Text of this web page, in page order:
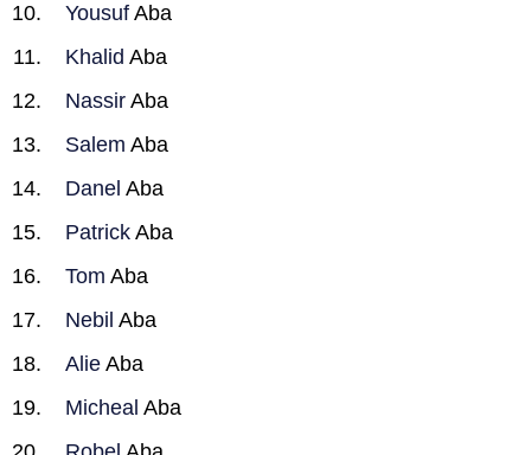
Yousuf Aba
Khalid Aba
Nassir Aba
Salem Aba
Danel Aba
Patrick Aba
Tom Aba
Nebil Aba
Alie Aba
Micheal Aba